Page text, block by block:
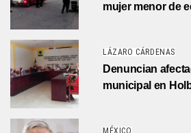
mujer menor de
LÁZARO CÁRDENAS
Denuncian
municipal en